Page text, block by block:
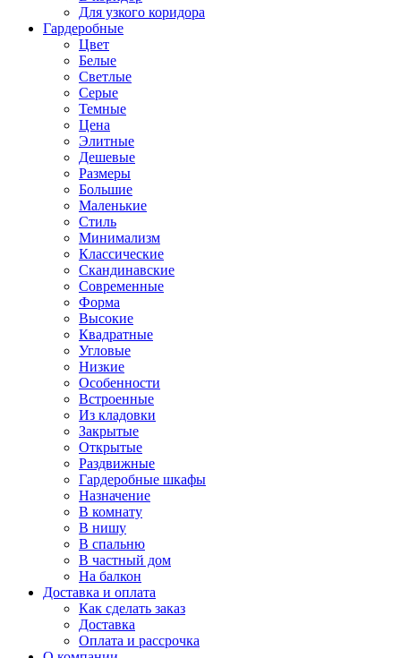
Для узкого коридора
Гардеробные
Цвет
Белые
Светлые
Серые
Темные
Цена
Элитные
Дешевые
Размеры
Большие
Маленькие
Стиль
Минимализм
Классические
Скандинавские
Современные
Форма
Высокие
Квадратные
Угловые
Низкие
Особенности
Встроенные
Из кладовки
Закрытые
Открытые
Раздвижные
Гардеробные шкафы
Назначение
В комнату
В нишу
В спальню
В частный дом
На балкон
Доставка и оплата
Как сделать заказ
Доставка
Оплата и рассрочка